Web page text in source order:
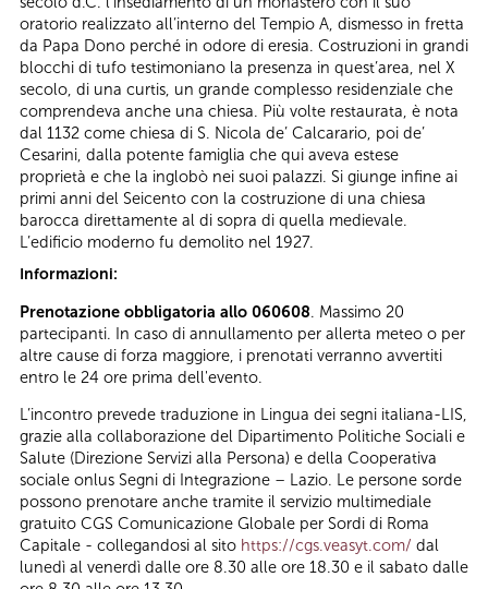
oratorio realizzato all’interno del Tempio A, dismesso in fretta
da Papa Dono perché in odore di eresia. Costruzioni in grandi
blocchi di tufo testimoniano la presenza in quest’area, nel X
secolo, di una curtis, un grande complesso residenziale che
comprendeva anche una chiesa. Più volte restaurata, è nota
dal 1132 come chiesa di S. Nicola de’ Calcarario, poi de’
Cesarini, dalla potente famiglia che qui aveva estese
proprietà e che la inglobò nei suoi palazzi. Si giunge infine ai
primi anni del Seicento con la costruzione di una chiesa
barocca direttamente al di sopra di quella medievale.
L’edificio moderno fu demolito nel 1927.
Informazioni:
Prenotazione obbligatoria allo 060608. Massimo 20
partecipanti. In caso di annullamento per allerta meteo o per
altre cause di forza maggiore, i prenotati verranno avvertiti
entro le 24 ore prima dell'evento.
L’incontro prevede traduzione in Lingua dei segni italiana-LIS,
grazie alla collaborazione del Dipartimento Politiche Sociali e
Salute (Direzione Servizi alla Persona) e della Cooperativa
sociale onlus Segni di Integrazione – Lazio. Le persone sorde
possono prenotare anche tramite il servizio multimediale
gratuito CGS Comunicazione Globale per Sordi di Roma
Capitale - collegandosi al sito https://cgs.veasyt.com/ dal
lunedì al venerdì dalle ore 8.30 alle ore 18.30 e il sabato dalle